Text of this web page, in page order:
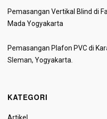
Pemasangan Vertikal Blind di
Mada Yogyakarta
Pemasangan Plafon PVC di
Sleman, Yogyakarta.
KATEGORI